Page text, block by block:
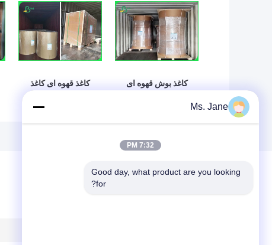
کاغذ بوش قهوه ای
رول کرافت کرافت ،
کاغذ قهوه ای کاغذ
250GSM 300GSM
Ms. Jane
7:32 PM
Good day, what product are you looking
for?